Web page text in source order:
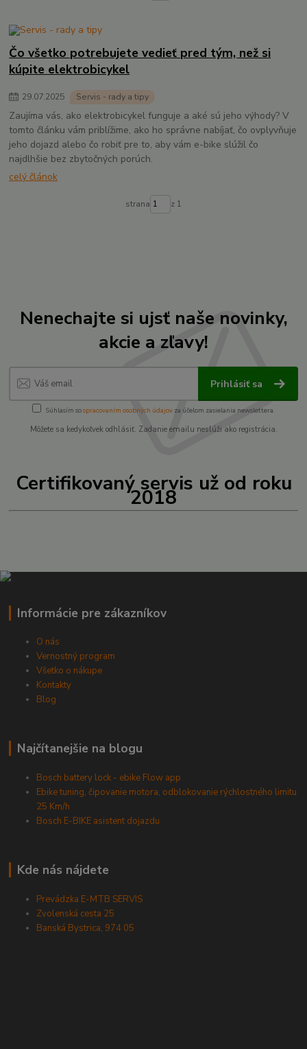
Čo všetko potrebujete vedieť pred tým, než si
kúpite elektrobicykel
29.07.2025 Servis - rady a tipy
Zaujíma vás, ako elektrobicykel funguje a aké sú jeho výhody? V
tomto článku vám priblížime, ako ho správne nabíjať, čo ovplyvňuje
jeho dojazd alebo čo robiť pre to, aby vám e-bike slúžil čo
najdlhšie bez zbytočných porúch.
celý článok
strana z 1
Nenechajte si ujsť naše novinky,
akcie a zľavy!
Prihlásiť sa
Súhlasím sospracovaním osobných údajov za účelom zasielania newslettera.
Môžete sa kedykoľvek odhlásiť. Zadanie emailu neslúži ako registrácia.
Certifikovaný servis už od roku
2018
Informácie pre zákazníkov
O nás
Vernostný program
Všetko o nákupe
Kontakty
Blog
Najčítanejšie na blogu
Bosch battery lock - ebike Flow app
Ebike tuning, čipovanie motora, odblokovanie rýchlostného limitu
25 Km/h
Bosch E-BIKE asistent dojazdu
Kde nás nájdete
Prevádzka E-MTB SERVIS
Zvolenská cesta 25
Banská Bystrica, 974 05